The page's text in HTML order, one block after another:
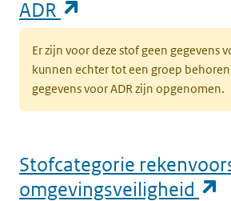
ADR
Er zijn voor deze stof geen gegevens
kunnen echter tot een groep
gegevens voor ADR zijn opgenomen.
Stofcategorie
omgevingsveiligheid